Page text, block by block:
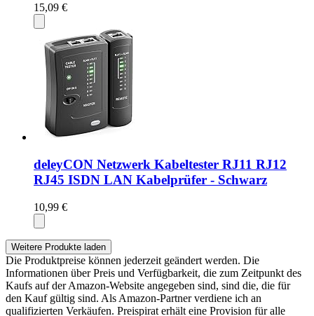
15,09 €
deleyCON Netzwerk Kabeltester RJ11 RJ12
RJ45 ISDN LAN Kabelprüfer - Schwarz
10,99 €
Weitere Produkte laden
Die Produktpreise können jederzeit geändert werden. Die
Informationen über Preis und Verfügbarkeit, die zum Zeitpunkt des
Kaufs auf der Amazon-Website angegeben sind, sind die, die für
den Kauf gültig sind. Als Amazon-Partner verdiene ich an
qualifizierten Verkäufen. Preispirat erhält eine Provision für alle